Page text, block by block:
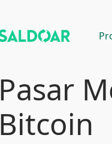
Pasar
Bitcoin